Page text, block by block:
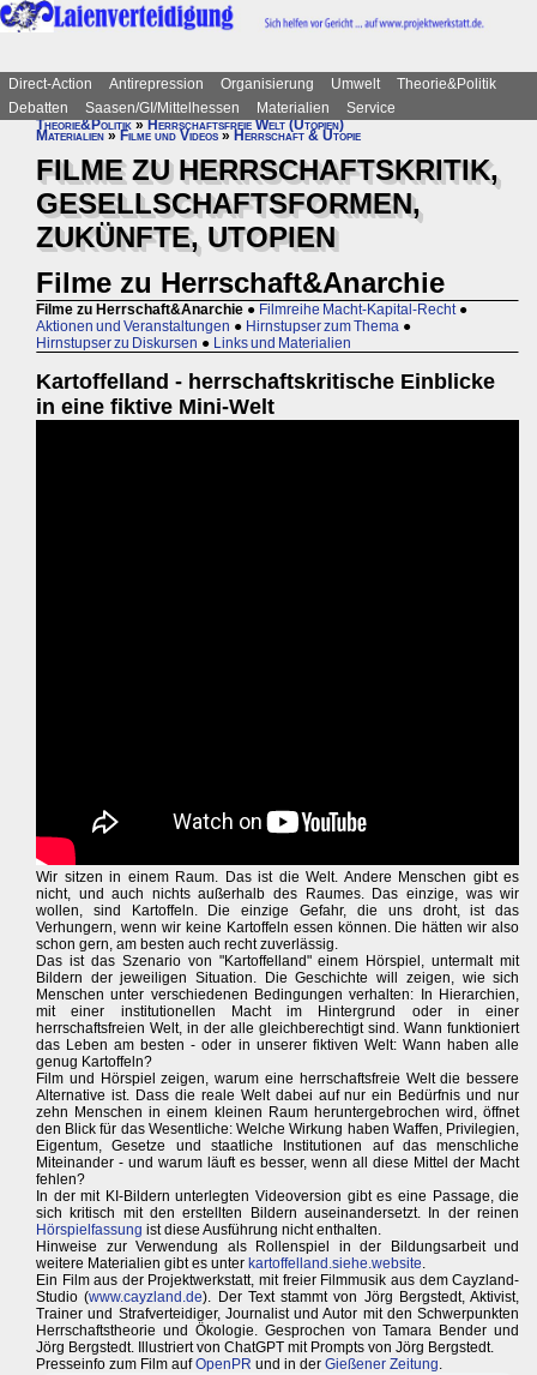
Direct-Action Antirepression Organisierung Umwelt
Theorie&Politik
Debatten
Saasen/GI/Mittelhessen Materialien
Service
Theorie&Politik»Herrschaftsfreie Welt (Utopien)
Materialien » Filme und Videos » Herrschaft & Utopie
FILME ZU HERRSCHAFTSKRITIK,
GESELLSCHAFTSFORMEN,
ZUKÜNFTE, UTOPIEN
Filme zu Herrschaft&Anarchie
Filme zu Herrschaft&Anarchie ● Filmreihe Macht-Kapital-Recht ●
Aktionen und Veranstaltungen ● Hirnstupser zum Thema ●
Hirnstupser zu Diskursen ● Links und Materialien
Kartoffelland - herrschaftskritische Einblicke
in eine fiktive Mini-Welt
Wir sitzen in einem Raum. Das ist die Welt. Andere Menschen gibt es
nicht, und auch nichts außerhalb des Raumes. Das einzige, was wir
wollen, sind Kartoffeln. Die einzige Gefahr, die uns droht, ist das
Verhungern, wenn wir keine Kartoffeln essen können. Die hätten wir also
schon gern, am besten auch recht zuverlässig.
Das ist das Szenario von "Kartoffelland" einem Hörspiel, untermalt mit
Bildern der jeweiligen Situation. Die Geschichte will zeigen, wie sich
Menschen unter verschiedenen Bedingungen verhalten: In Hierarchien,
mit einer institutionellen Macht im Hintergrund oder in einer
herrschaftsfreien Welt, in der alle gleichberechtigt sind. Wann funktioniert
das Leben am besten - oder in unserer fiktiven Welt: Wann haben alle
genug Kartoffeln?
Film und Hörspiel zeigen, warum eine herrschaftsfreie Welt die bessere
Alternative ist. Dass die reale Welt dabei auf nur ein Bedürfnis und nur
zehn Menschen in einem kleinen Raum heruntergebrochen wird, öffnet
den Blick für das Wesentliche: Welche Wirkung haben Waffen, Privilegien,
Eigentum, Gesetze und staatliche Institutionen auf das menschliche
Miteinander - und warum läuft es besser, wenn all diese Mittel der Macht
fehlen?
In der mit KI-Bildern unterlegten Videoversion gibt es eine Passage, die
sich kritisch mit den erstellten Bildern auseinandersetzt. In der reinen
Hörspielfassung ist diese Ausführung nicht enthalten.
Hinweise zur Verwendung als Rollenspiel in der Bildungsarbeit und
weitere Materialien gibt es unter kartoffelland.siehe.website.
Ein Film aus der Projektwerkstatt, mit freier Filmmusik aus dem Cayzland-
Studio (www.cayzland.de). Der Text stammt von Jörg Bergstedt, Aktivist,
Trainer und Strafverteidiger, Journalist und Autor mit den Schwerpunkten
Herrschaftstheorie und Ökologie. Gesprochen von Tamara Bender und
Jörg Bergstedt. Illustriert von ChatGPT mit Prompts von Jörg Bergstedt.
Presseinfo zum Film aufOpenPR und in der Gießener Zeitung.